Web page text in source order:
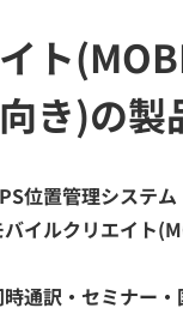
ト
き)の製
位置管理システム
バイルクリエイト
時通訳・セミナー